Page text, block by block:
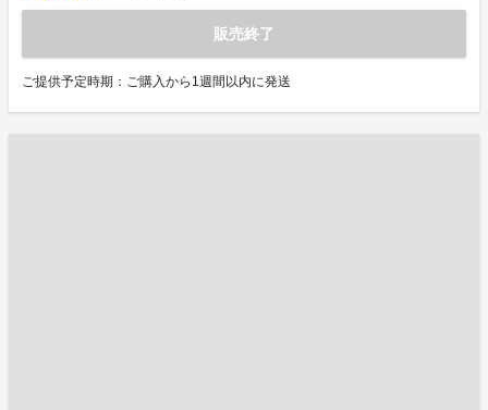
販売終了
ご提供予定時期：ご購入から1週間以内に発送